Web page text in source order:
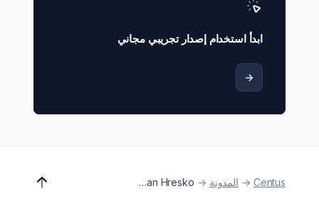
ابدأ استخدام إصدار تجريبي مجاني
->
Centus
-> المدونة ->
Roman Hresko